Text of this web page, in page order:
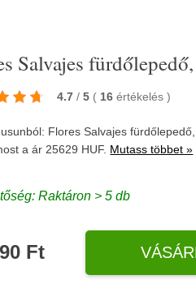
Salvajes
4.7 / 5 ( 16 értékelés)
Flores Salvajes
a ár 25629 HUF. Mutass többet »
Raktáron > 5 db
Ft